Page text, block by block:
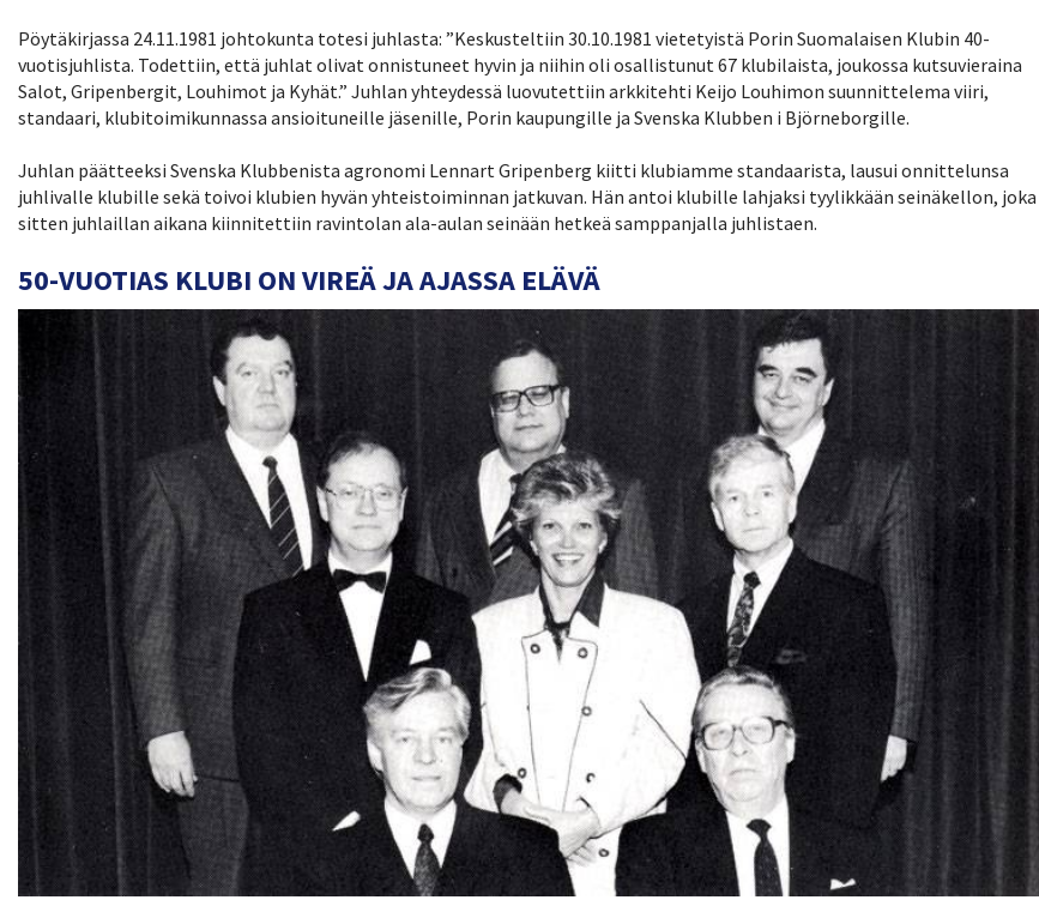
Pöytäkirjassa 24.11.1981 johtokunta totesi juhlasta: ”Keskusteltiin 30.10.1981 vietetyistä Porin Suomalaisen Klubin 40-
vuotisjuhlista. Todettiin, että juhlat olivat onnistuneet hyvin ja niihin oli osallistunut 67 klubilaista, joukossa kutsuvieraina
Salot, Gripenbergit, Louhimot ja Kyhät.” Juhlan yhteydessä luovutettiin arkkitehti Keijo Louhimon suunnittelema viiri,
standaari, klubitoimikunnassa ansioituneille jäsenille, Porin kaupungille ja Svenska Klubben i Björneborgille.
Juhlan päätteeksi Svenska Klubbenista agronomi Lennart Gripenberg kiitti klubiamme standaarista, lausui onnittelunsa
juhlivalle klubille sekä toivoi klubien hyvän yhteistoiminnan jatkuvan. Hän antoi klubille lahjaksi tyylikkään seinäkellon, joka
sitten juhlaillan aikana kiinnitettiin ravintolan ala-aulan seinään hetkeä samppanjalla juhlistaen.
50-VUOTIAS KLUBI ON VIREÄ JA AJASSA ELÄVÄ